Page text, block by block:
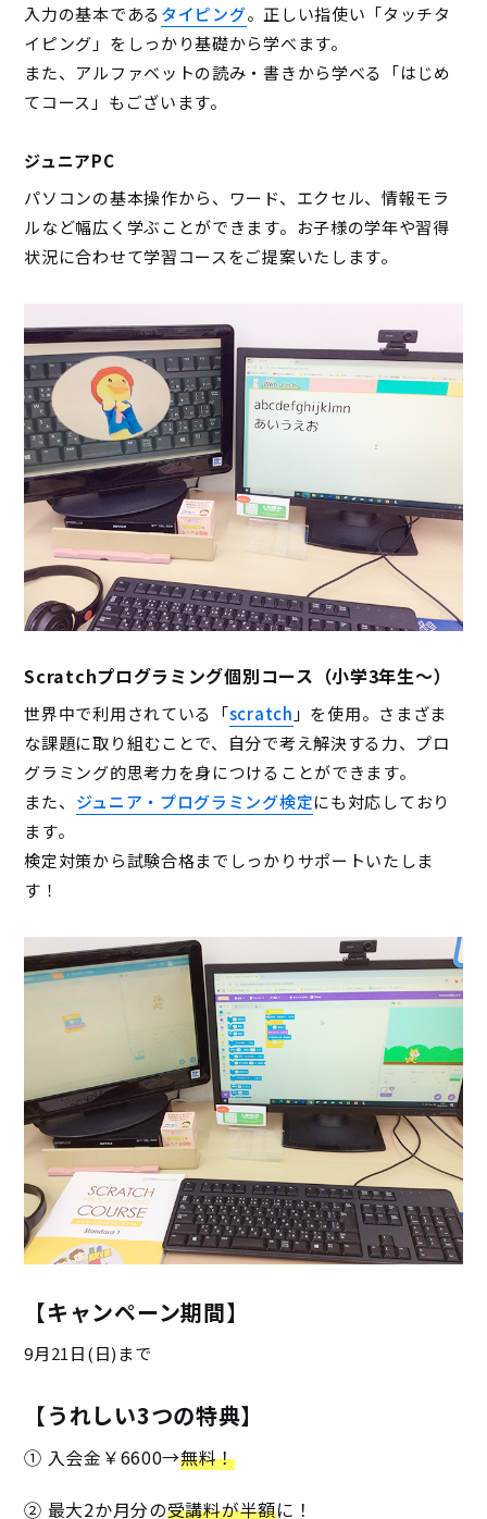
入力の基本であるタイピング。正しい指使い「タッチタ
イピング」をしっかり基礎から学べます。
また、アルファベットの読み・書きから学べる「はじめ
てコース」もございます。
ジュニアPC
パソコンの基本操作から、ワード、エクセル、情報モラ
ルなど幅広く学ぶことができます。お子様の学年や習得
状況に合わせて学習コースをご提案いたします。
Scratchプログラミング個別コース（小学3年生～）
世界中で利用されている「scratch 」を使用。さまざま
な課題に取り組むことで、自分で考え解決する力、プロ
グラミング的思考力を身につけることができます。
また、 ジュニア・プログラミング検定にも対応しており
ます。
検定対策から試験合格までしっかりサポートいたしま
す！
【キャンペーン期間】
9月21日(日)まで
【うれしい3つの特典】
① 入会金￥6600→無料！
② 最大2か月分の受講料が半額に！